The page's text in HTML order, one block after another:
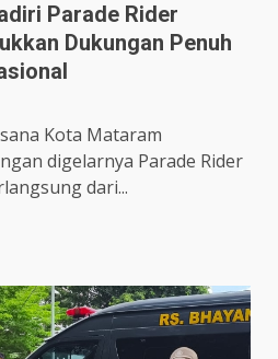
Parade Rider
Dukungan Penuh
Kota Mataram
digelarnya Parade Rider
dari...